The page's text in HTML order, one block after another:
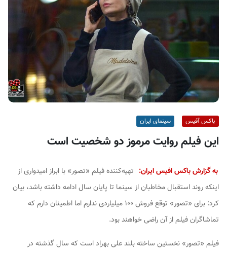
ر
ا
باکس آفیس سینمای ایران
این فیلم روایت مرموز دو شخصیت است
به گزارش باکس افیس ایران: تهیه‌کننده فیلم «تصور» با ابراز امیدواری از
اینکه روند استقبال مخاطبان از سینما تا پایان سال ادامه داشته باشد، بیان
کرد: برای «تصور» توقع فروش ۱۰۰ میلیاردی ندارم اما اطمینان دارم که
تماشاگران فیلم از آن راضی خواهند بود.
فیلم «تصور» نخستین ساخته بلند علی بهراد است که سال گذشته در